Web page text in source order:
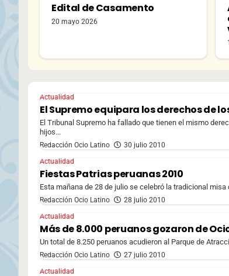
Edital de Casamento
20 mayo 2026
Actualidad
El Supremo equipara los derechos de
El Tribunal Supremo ha fallado que tienen el mismo
hijos...
Redacción Ocio Latino
30 julio 2010
Actualidad
Fiestas Patrias peruanas 2010
Esta mañana de 28 de julio se celebró la tradicional
Redacción Ocio Latino
28 julio 2010
Actualidad
Más de 8.000 peruanos gozaron de
Un total de 8.250 peruanos acudieron al Parque de
Redacción Ocio Latino
27 julio 2010
Actualidad